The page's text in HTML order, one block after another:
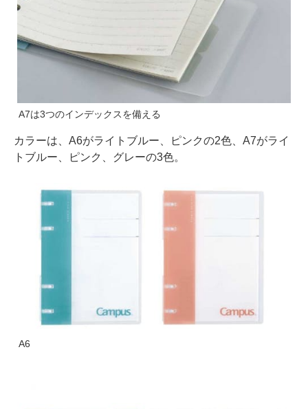
A7は3つのインデックスを備える
カラーは、A6がライトブルー、ピンクの2色、A7がライ
トブルー、ピンク、グレーの3色。
A6